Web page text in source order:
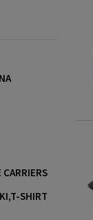
SHIRT